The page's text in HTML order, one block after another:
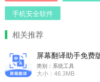
手机安全软件
相关推荐
屏幕翻译助手免费
类别：系统工具
大小：46.3MB